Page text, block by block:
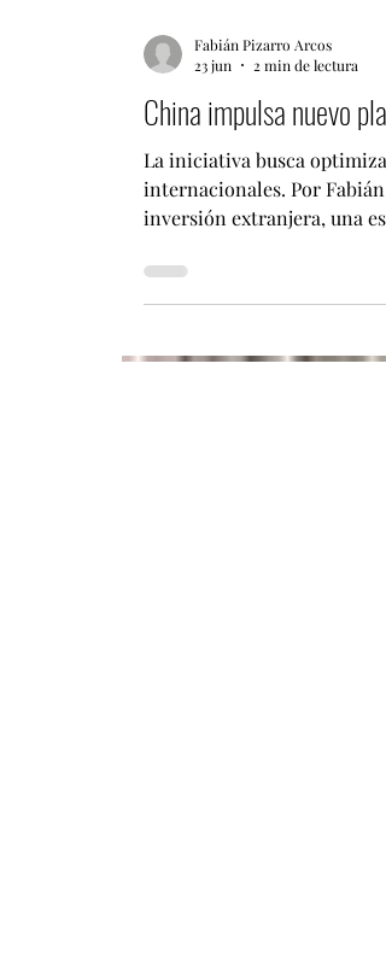
Fabián Pizarro Arcos
23 jun
2 min de lectura
China impulsa nuevo
La iniciativa busca
confianza de las empresas